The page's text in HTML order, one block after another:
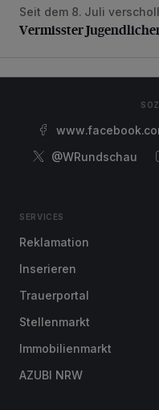
Vermisster Jugendlicher
Seit dem 8. Juli
Vermisster
@WRundschau
SERVICES
Reklamation
Inserieren
Trauerportal
Stellenmarkt
Immobilienmarkt
AZUBI NRW